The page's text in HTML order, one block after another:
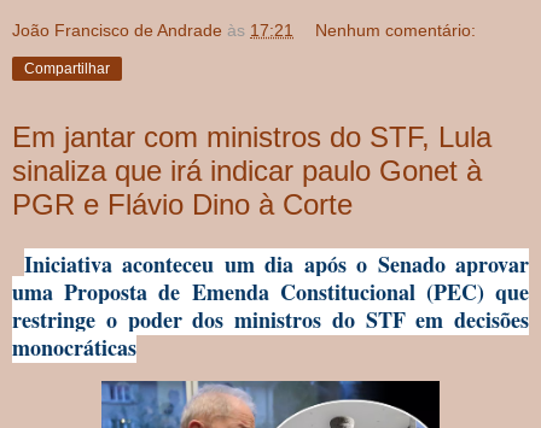
João Francisco de Andrade às 17:21 Nenhum comentário:
Compartilhar
Em jantar com ministros do STF, Lula
sinaliza que irá indicar paulo Gonet à
PGR e Flávio Dino à Corte
Iniciativa aconteceu um dia após o Senado aprovar
uma Proposta de Emenda Constitucional (PEC) que
restringe o poder dos ministros do STF em decisões
monocráticas